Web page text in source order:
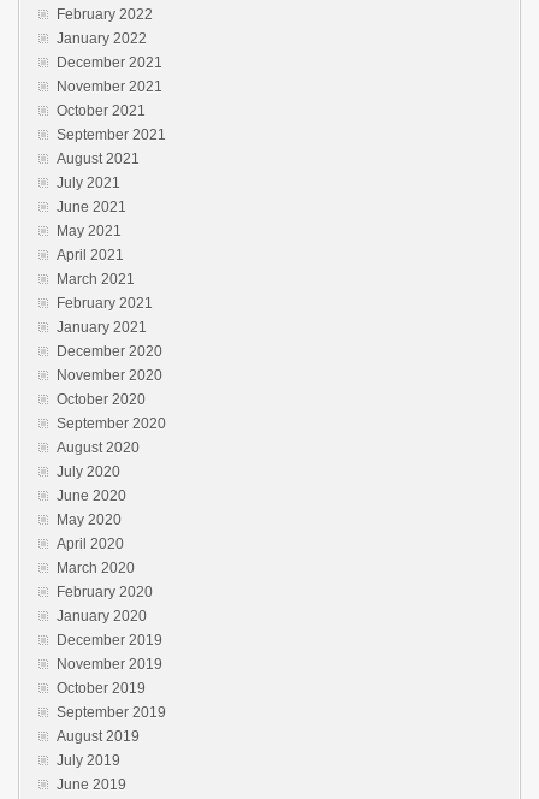
February 2022
January 2022
December 2021
November 2021
October 2021
September 2021
August 2021
July 2021
June 2021
May 2021
April 2021
March 2021
February 2021
January 2021
December 2020
November 2020
October 2020
September 2020
August 2020
July 2020
June 2020
May 2020
April 2020
March 2020
February 2020
January 2020
December 2019
November 2019
October 2019
September 2019
August 2019
July 2019
June 2019